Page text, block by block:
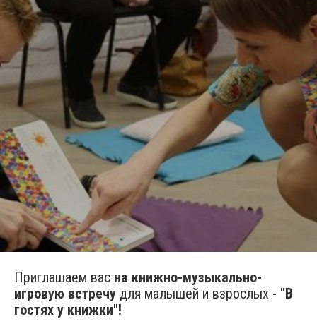
Приглашаем вас на книжно-музыкально-
игровую встречу для малышей и взрослых - "В
гостях у книжки"!